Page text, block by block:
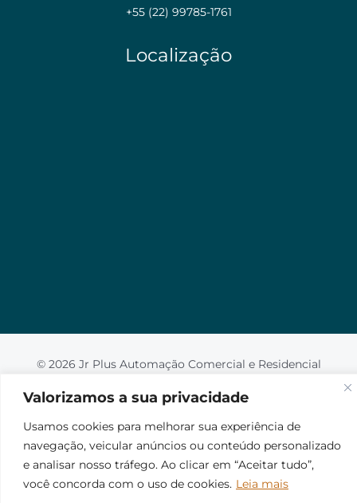
Não aceito
Aceito
+55 (22) 99785-1761
Localização
© 2026 Jr Plus Automação Comercial e Residencial
CriaçãoCesarWeb
Fale Conosco